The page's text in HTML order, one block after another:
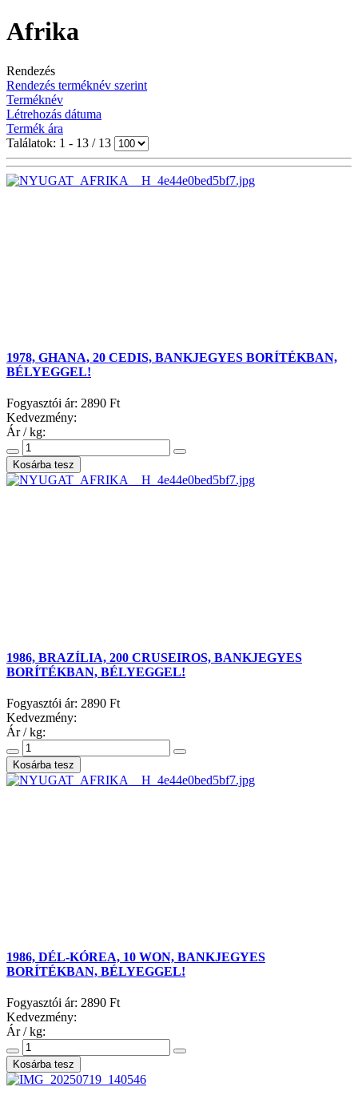
Afrika
Rendezés
Rendezés terméknév szerint
Terméknév
Létrehozás dátuma
Termék ára
Találatok: 1 - 13 / 13
1978, GHANA, 20 CEDIS, BANKJEGYES BORÍTÉKBAN,
BÉLYEGGEL!
Fogyasztói ár: 2890 Ft
Kedvezmény:
Ár / kg:
1986, BRAZÍLIA, 200 CRUSEIROS, BANKJEGYES
BORÍTÉKBAN, BÉLYEGGEL!
Fogyasztói ár: 2890 Ft
Kedvezmény:
Ár / kg:
1986, DÉL-KÓREA, 10 WON, BANKJEGYES
BORÍTÉKBAN, BÉLYEGGEL!
Fogyasztói ár: 2890 Ft
Kedvezmény:
Ár / kg: